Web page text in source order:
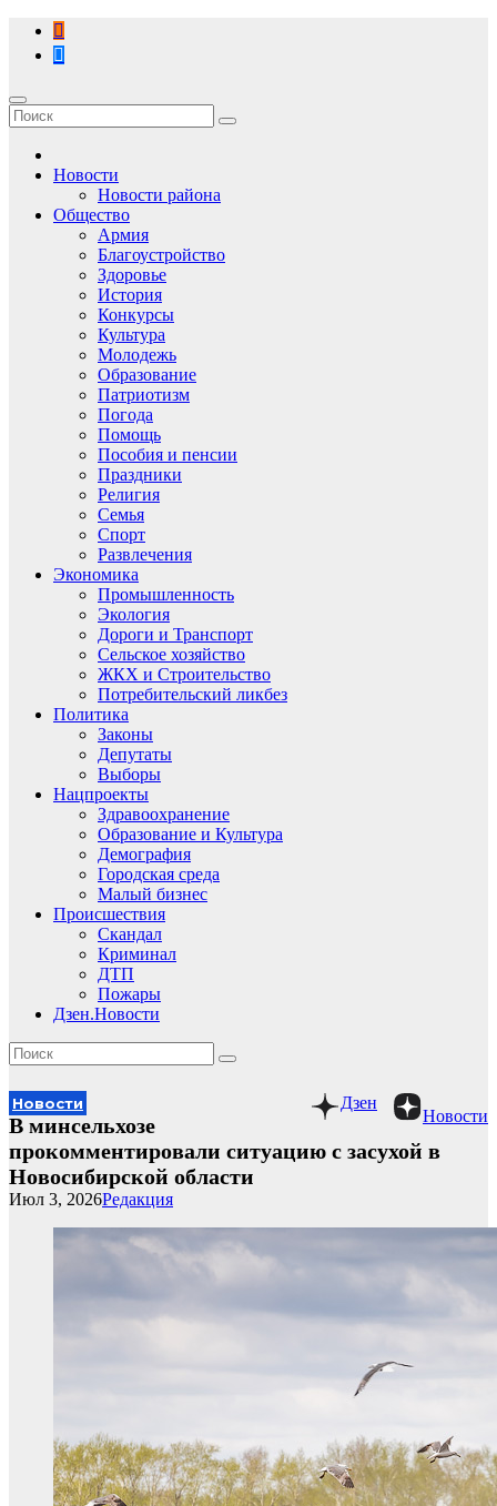
Перейти
содержимому
Новости
Новости района
Общество
Армия
Благоустройство
Здоровье
История
Конкурсы
Культура
Молодежь
Образование
Патриотизм
Погода
Помощь
Пособия и пенсии
Праздники
Религия
Семья
Спорт
Развлечения
Экономика
Промышленность
Экология
Дороги и Транспорт
Сельское хозяйство
ЖКХ и Строительство
Потребительский ликбез
Политика
Законы
Депутаты
Выборы
Нацпроекты
Здравоохранение
Образование и Культура
Демография
Городская среда
Малый бизнес
Происшествия
Скандал
Криминал
ДТП
Пожары
Дзен.Новости
Новости
Дзен
Новости
В минсельхозе
прокомментировали ситуацию с засухой в
Новосибирской области
Редакция
Июл 3, 2026